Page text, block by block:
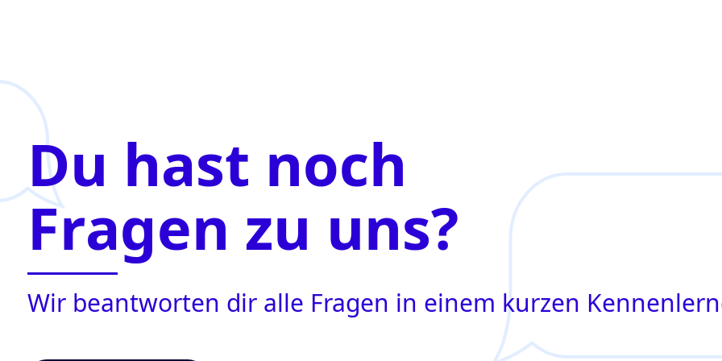
Du hast noch
Fragen zu uns?
Wir beantworten dir alle Fragen in einem kurzen